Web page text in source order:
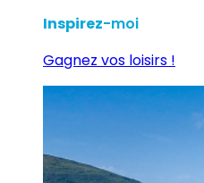
Inspirez-moi
Gagnez vos loisirs !